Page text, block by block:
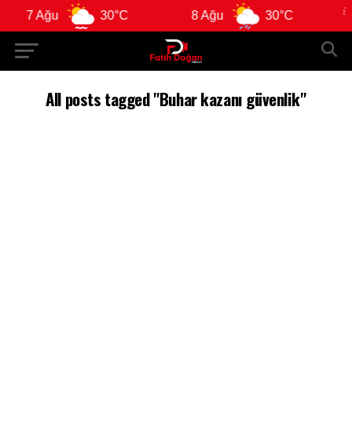
7 Ağu 30°C 8 Ağu 30°C
All posts tagged "Buhar kazanı güvenlik"